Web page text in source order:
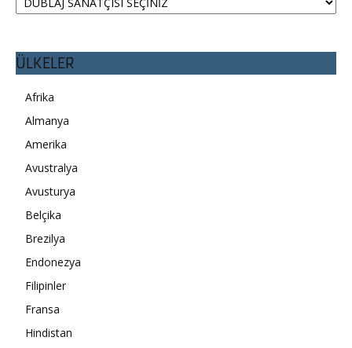
ÜLKELER
Afrika
Almanya
Amerika
Avustralya
Avusturya
Belçika
Brezilya
Endonezya
Filipinler
Fransa
Hindistan